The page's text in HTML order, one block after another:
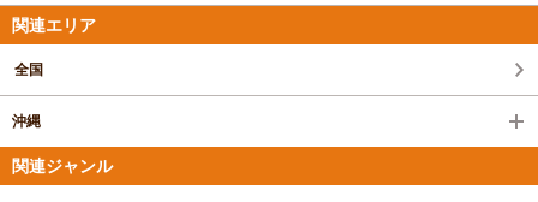
関連エリア
全国
沖縄
関連ジャンル